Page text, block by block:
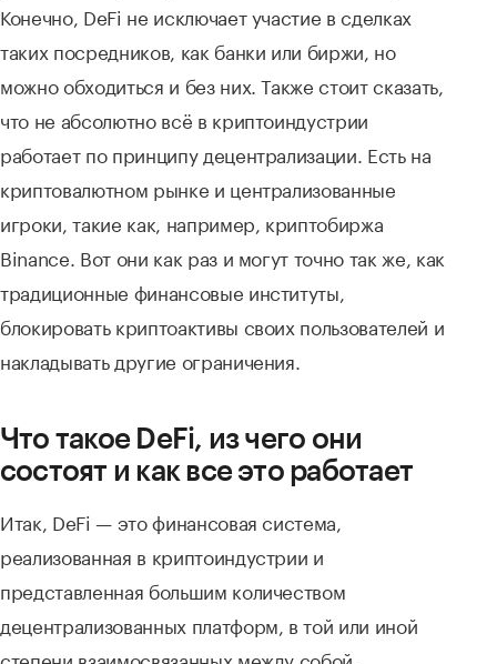
Конечно, DeFi не исключает участие в сделках
таких посредников, как банки или биржи, но
можно обходиться и без них. Также стоит сказать,
что не абсолютно всё в криптоиндустрии
работает по принципу децентрализации. Есть на
криптовалютном рынке и централизованные
игроки, такие как, например, криптобиржа
Binance. Вот они как раз и могут точно так же, как
традиционные финансовые институты,
блокировать криптоактивы своих пользователей и
накладывать другие ограничения.
Что такое DeFi, из чего они
состоят и как все это работает
Итак, DeFi — это финансовая система,
реализованная в криптоиндустрии и
представленная большим количеством
децентрализованных платформ, в той или иной